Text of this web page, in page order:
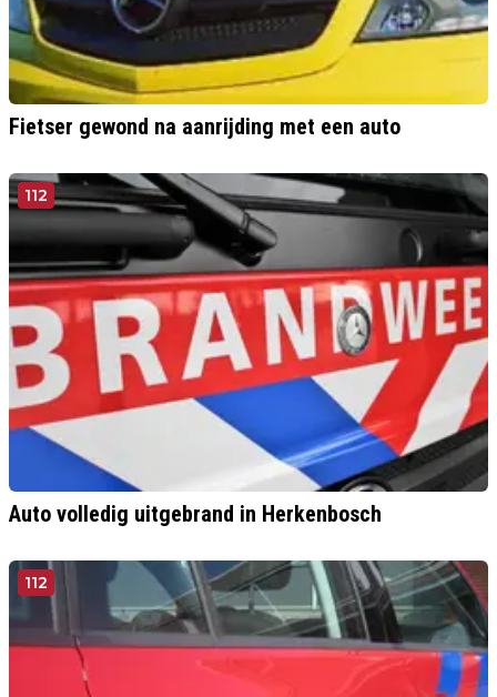
Fietser gewond na aanrijding met een auto
112
Auto volledig uitgebrand in Herkenbosch
112